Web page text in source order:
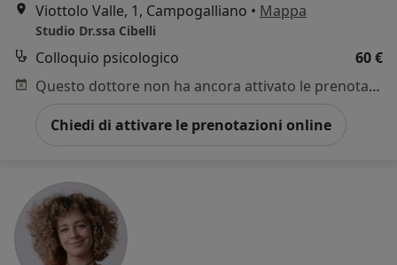
Viottolo Valle, 1, Campogalliano • Mappa
Studio Dr.ssa Cibelli
Colloquio psicologico
60 €
Questo dottore non ha ancora attivato le prenotazioni online presso questo indirizzo.
Chiedi di attivare le prenotazioni online